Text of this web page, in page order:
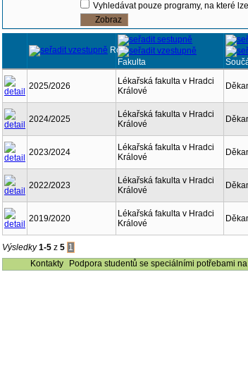
Vyhledávat pouze programy, na které
Rok
Fakulta
2025/2026
Lékařská fakulta v Hradci
Králové
2024/2025
Lékařská fakulta v Hradci
Králové
2023/2024
Lékařská fakulta v Hradci
Králové
2022/2023
Lékařská fakulta v Hradci
Králové
2019/2020
Lékařská fakulta v Hradci
Králové
Výsledky1-5 z 5 1
Kontakty
Podpora studentů se speciálními potřebami